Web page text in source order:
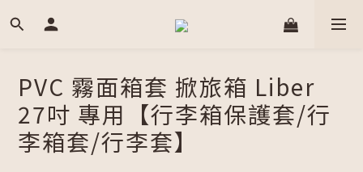
PVC 霧面箱套 掀旅箱 Liber
27吋 專用【行李箱保護套/行
李箱套/行李套】